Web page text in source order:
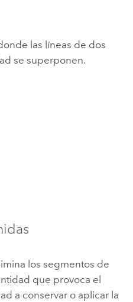
las líneas de dos
se superponen.
los segmentos de
que provoca el
a conservar o aplicar la